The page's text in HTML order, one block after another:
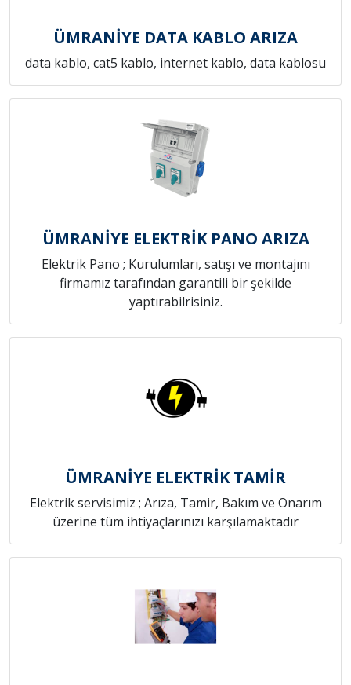
ÜMRANİYE DATA KABLO ARIZA
data kablo, cat5 kablo, internet kablo, data kablosu
ÜMRANİYE ELEKTRİK PANO ARIZA
Elektrik Pano ; Kurulumları, satışı ve montajını
firmamız tarafından garantili bir şekilde
yaptırabilrisiniz.
ÜMRANİYE ELEKTRİK TAMİR
Elektrik servisimiz ; Arıza, Tamir, Bakım ve Onarım
üzerine tüm ihtiyaçlarınızı karşılamaktadır